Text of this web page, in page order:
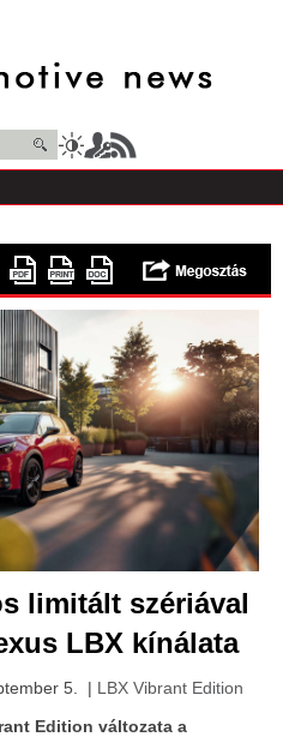
limitált szériával
LBX kínálata
5. | LBX Vibrant Edition
Edition változata a